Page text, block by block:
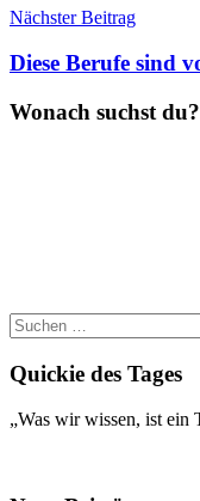
Nächster Beitrag
Diese Berufe sind
Wonach suchst du?
Quickie des Tages
„Was wir wissen, ist ein